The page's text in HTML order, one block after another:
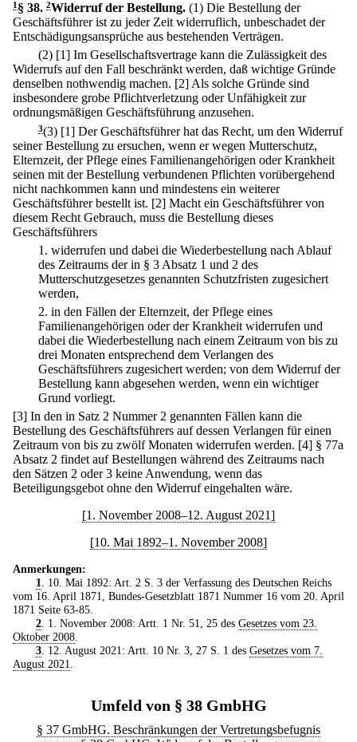
1 § 38. 2Widerruf der Bestellung. (1) Die Bestellung der
Geschäftsführer ist zu jeder Zeit widerruflich, unbeschadet der
Entschädigungsansprüche aus bestehenden Verträgen.
(2) [1] Im Gesellschaftsvertrage kann die Zulässigkeit des
Widerrufs auf den Fall beschränkt werden, daß wichtige Gründe
denselben nothwendig machen. [2] Als solche Gründe sind
insbesondere grobe Pflichtverletzung oder Unfähigkeit zur
ordnungsmäßigen Geschäftsführung anzusehen.
3(3) [1] Der Geschäftsführer hat das Recht, um den Widerruf
seiner Bestellung zu ersuchen, wenn er wegen Mutterschutz,
Elternzeit, der Pflege eines Familienangehörigen oder Krankheit
seinen mit der Bestellung verbundenen Pflichten vorübergehend
nicht nachkommen kann und mindestens ein weiterer
Geschäftsführer bestellt ist. [2] Macht ein Geschäftsführer von
diesem Recht Gebrauch, muss die Bestellung dieses
Geschäftsführers
1. widerrufen und dabei die Wiederbestellung nach Ablauf
des Zeitraums der in § 3 Absatz 1 und 2 des
Mutterschutzgesetzes genannten Schutzfristen zugesichert
werden,
2. in den Fällen der Elternzeit, der Pflege eines
Familienangehörigen oder der Krankheit widerrufen und
dabei die Wiederbestellung nach einem Zeitraum von bis zu
drei Monaten entsprechend dem Verlangen des
Geschäftsführers zugesichert werden; von dem Widerruf der
Bestellung kann abgesehen werden, wenn ein wichtiger
Grund vorliegt.
[3] In den in Satz 2 Nummer 2 genannten Fällen kann die
Bestellung des Geschäftsführers auf dessen Verlangen für einen
Zeitraum von bis zu zwölf Monaten widerrufen werden. [4] § 77a
Absatz 2 findet auf Bestellungen während des Zeitraums nach
den Sätzen 2 oder 3 keine Anwendung, wenn das
Beteiligungsgebot ohne den Widerruf eingehalten wäre.
[1. November 2008–12. August 2021]
[10. Mai 1892–1. November 2008]
Anmerkungen:
1. 10. Mai 1892: Art. 2 S. 3 der Verfassung des Deutschen Reichs
vom 16. April 1871, Bundes-Gesetzblatt 1871 Nummer 16 vom 20. April
1871 Seite 63-85.
2. 1. November 2008: Artt. 1 Nr. 51, 25 des Gesetzes vom 23.
Oktober 2008.
3. 12. August 2021: Artt. 10 Nr. 3, 27 S. 1 des Gesetzes vom 7.
August 2021.
Umfeld von § 38 GmbHG
§ 37 GmbHG. Beschränkungen der Vertretungsbefugnis